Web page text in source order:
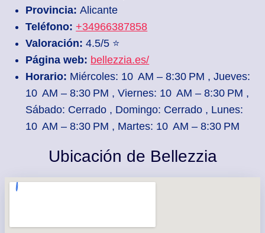
Provincia: Alicante
Teléfono: +34966387858
Valoración: 4.5/5 ⭐
Página web: bellezzia.es/
Horario: Miércoles: 10 AM – 8:30 PM , Jueves:
10 AM – 8:30 PM , Viernes: 10 AM – 8:30 PM ,
Sábado: Cerrado , Domingo: Cerrado , Lunes:
10 AM – 8:30 PM , Martes: 10 AM – 8:30 PM
Ubicación de Bellezzia